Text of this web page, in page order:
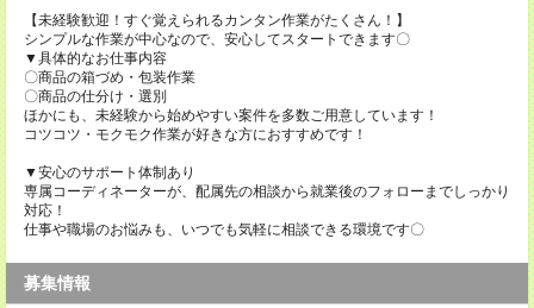
【未経験歓迎！すぐ覚えられるカンタン作業がたくさん！】
シンプルな作業が中心なので、安心してスタートできます〇
▼具体的なお仕事内容
〇商品の箱づめ・包装作業
〇商品の仕分け・選別
ほかにも、未経験から始めやすい案件を多数ご用意しています！
コツコツ・モクモク作業が好きな方におすすめです！
▼安心のサポート体制あり
専属コーディネーターが、配属先の相談から就業後のフォローまでしっかり
対応！
仕事や職場のお悩みも、いつでも気軽に相談できる環境です〇
募集情報